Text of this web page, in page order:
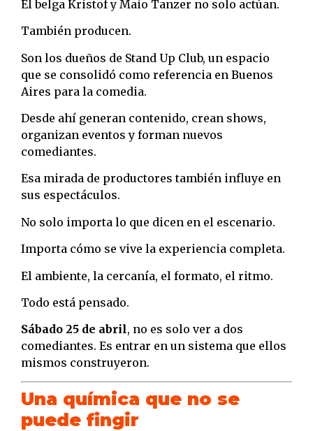
El belga Kristof y Maio Tanzer no solo actúan.
También producen.
Son los dueños de Stand Up Club, un espacio
que se consolidó como referencia en Buenos
Aires para la comedia.
Desde ahí generan contenido, crean shows,
organizan eventos y forman nuevos
comediantes.
Esa mirada de productores también influye en
sus espectáculos.
No solo importa lo que dicen en el escenario.
Importa cómo se vive la experiencia completa.
El ambiente, la cercanía, el formato, el ritmo.
Todo está pensado.
Sábado 25 de abril, no es solo ver a dos
comediantes. Es entrar en un sistema que ellos
mismos construyeron.
Una química que no se
puede fingir